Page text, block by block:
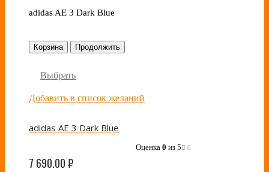
adidas AE 3 Dark Blue
Корзина Продолжить
Выбрать
Добавить в список желаний
adidas AE 3 Dark Blue
Оценка 0 из 5 0
7 690.00₽